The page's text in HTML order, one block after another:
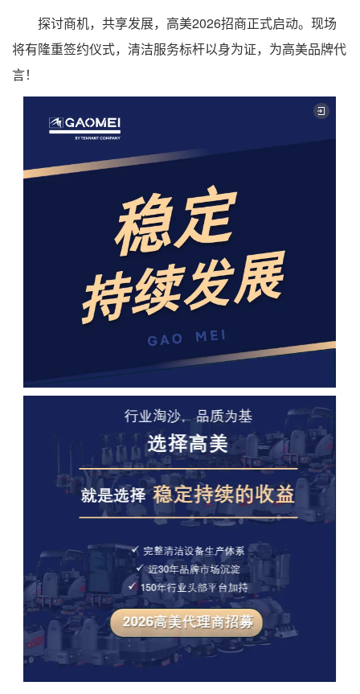
探讨商机，共享发展，高美2026招商正式启动。现场
将有隆重签约仪式，清洁服务标杆以身为证，为高美品牌代
言！